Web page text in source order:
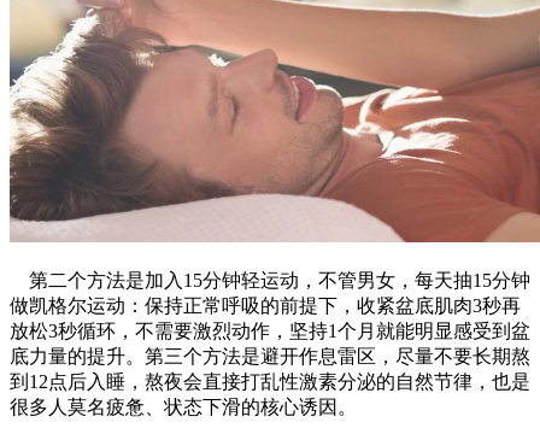
第二个方法是加入15分钟轻运动，不管男女，每天抽15分钟
做凯格尔运动：保持正常呼吸的前提下，收紧盆底肌肉3秒再
放松3秒循环，不需要激烈动作，坚持1个月就能明显感受到盆
底力量的提升。第三个方法是避开作息雷区，尽量不要长期熬
到12点后入睡，熬夜会直接打乱性激素分泌的自然节律，也是
很多人莫名疲惫、状态下滑的核心诱因。